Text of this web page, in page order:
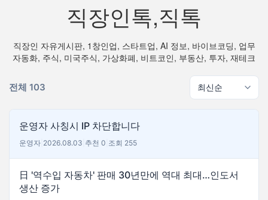
직장인톡,직톡
직장인 자유게시판, 1창인업, 스타트업, AI 정보, 바이브코딩, 업무
자동화, 주식, 미국주식, 가상화폐, 비트코인, 부동산, 투자, 재테크
전체 103
운영자 사칭시 IP 차단합니다
운영자 2026.08.03 추천 0 조회 255
日 '역수입 자동차' 판매 30년만에 역대 최대…인도서
생산 증가